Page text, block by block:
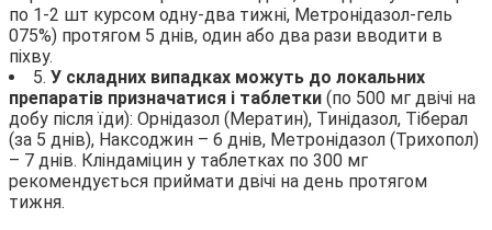
по 1-2 шт курсом одну-два тижні, Метронідазол-гель
075%) протягом 5 днів, один або два рази вводити в
піхву.
5. У складних випадках можуть до локальних
препаратів призначатися і таблетки (по 500 мг двічі на
добу після їди): Орнідазол (Мератин), Тинідазол, Тіберал
(за 5 днів), Наксоджин – 6 днів, Метронідазол (Трихопол)
– 7 днів. Кліндаміцин у таблетках по 300 мг
рекомендується приймати двічі на день протягом
тижня.